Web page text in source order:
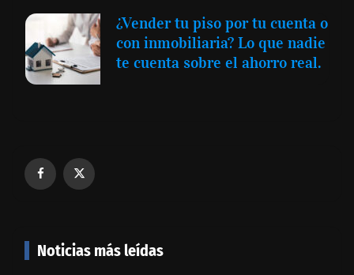
¿Vender tu piso por tu cuenta o
con inmobiliaria? Lo que nadie
te cuenta sobre el ahorro real.
Noticias más leídas